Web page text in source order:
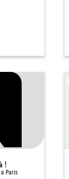
!
Paris